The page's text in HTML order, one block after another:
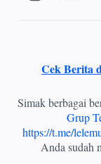
Cek Berita
Simak berbagai
Grup
https://t.me/
Anda sudah